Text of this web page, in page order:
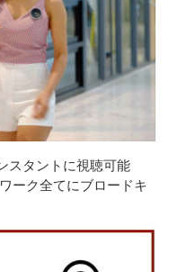
スタントに視聴可能
ーク全てにブロードキ